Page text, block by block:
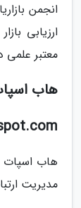
انجمن
ارزیابی
معتبر
هاب
هاب اسپات
مدیریت